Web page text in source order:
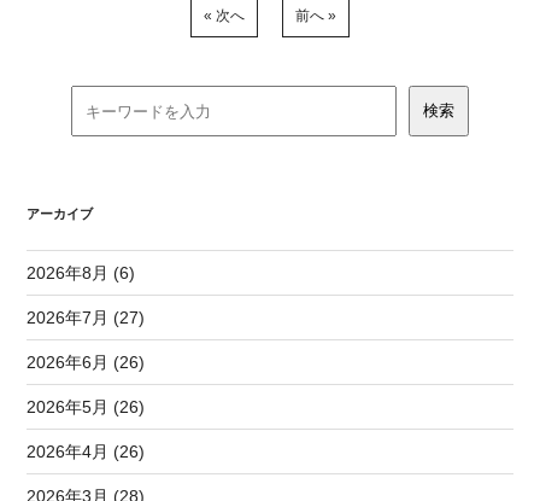
« 次へ 前へ »
アーカイブ
2026年8月 (6)
2026年7月 (27)
2026年6月 (26)
2026年5月 (26)
2026年4月 (26)
2026年3月 (28)